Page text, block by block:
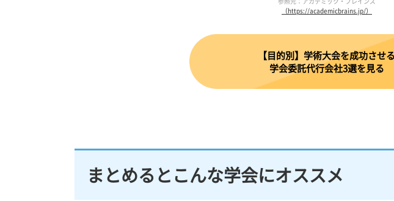
（https://academicbrains.jp/）
【目的別】学術大会を成功させる
学会委託代行会社3選を見る
まとめるとこんな学会にオススメ